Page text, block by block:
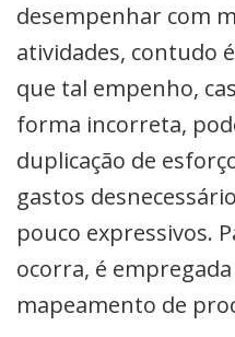
desempenhar com
atividades, contudo
que tal empenho,
forma incorreta,
duplicação de
gastos
pouco expressivos.
ocorra, é
mapeamento de